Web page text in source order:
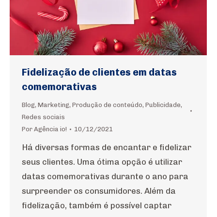
Fidelização de clientes em datas
comemorativas
Blog, Marketing, Produção de conteúdo, Publicidade,
Redes sociais
Por Agência io! 10/12/2021
Há diversas formas de encantar e fidelizar
seus clientes. Uma ótima opção é utilizar
datas comemorativas durante o ano para
surpreender os consumidores. Além da
fidelização, também é possível captar